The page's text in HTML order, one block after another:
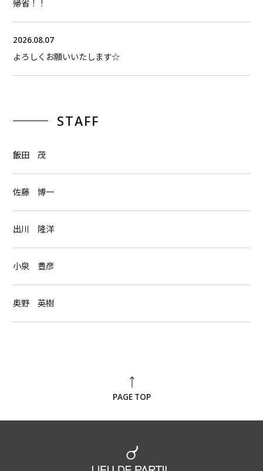
帰省！！
2026.08.07
よろしくお願いいたします☆
STAFF
飯田 茂
佐藤 博一
出川 隆洋
小泉 豊彦
奥野 英樹
PAGE TOP